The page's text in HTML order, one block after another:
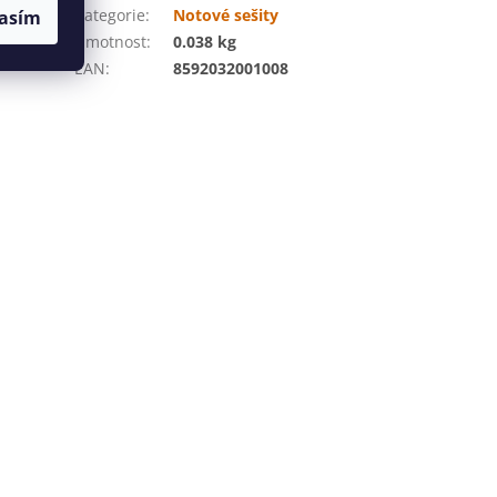
16
Kategorie:
Notové sešity
Hmotnost:
0.038 kg
EAN: 8592032001008